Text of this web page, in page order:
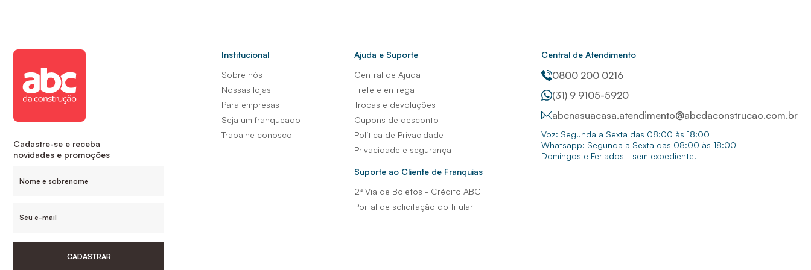
Cadastre-se e receba
novidades e promoções
CADASTRAR
Institucional
Sobre nós
Nossas lojas
Para empresas
Seja um franqueado
Trabalhe conosco
Ajuda e Suporte
Central de Ajuda
Frete e entrega
Trocas e devoluções
Cupons de desconto
Política de Privacidade
Privacidade e segurança
Suporte ao Cliente de Franquias
2ª Via de Boletos - Crédito ABC
Portal de solicitação do titular
Central de Atendimento
0800 200 0216
(31) 9 9105-5920
abcnasuacasa.atendimento@abcdaconstrucao.com.br
Voz: Segunda a Sexta das 08:00 às 18:00
Whatsapp: Segunda a Sexta das 08:00 às 18:00
Domingos e Feriados - sem expediente.